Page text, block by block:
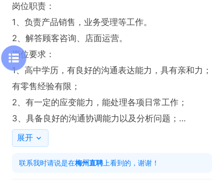
岗位职责：
1、负责产品销售，业务受理等工作。
2、解答顾客咨询、店面运营。
岗位要求：
1、高中学历，有良好的沟通表达能力，具有亲和力；
有零售经验有限；
2、有一定的应变能力，能处理各项日常工作；
3、具备良好的沟通协调能力以及分析问题；
4、有零售行业相关的管理经验,有爱心,有责任感人
士。
福利待遇：购买五险，有节日福利，加班补贴，全勤
展开
联系我时请说是在梅州直聘 上看到的，谢谢！